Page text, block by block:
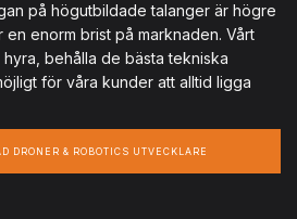
på högutbildade talanger är högre
en enorm brist på marknaden. Vårt
behålla de bästa tekniska
för våra kunder att alltid ligga
DRONER & ROBOTICS UTVECKLARE